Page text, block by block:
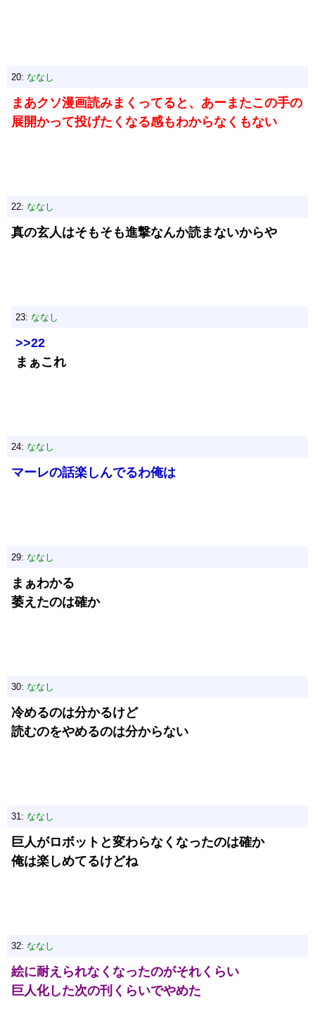
20: ななし
まあクソ漫画読みまくってると、あーまたこの手の
展開かって投げたくなる感もわからなくもない
22: ななし
真の玄人はそもそも進撃なんか読まないからや
23: ななし
>>22
まぁこれ
24: ななし
マーレの話楽しんでるわ俺は
29: ななし
まぁわかる
萎えたのは確か
30: ななし
冷めるのは分かるけど
読むのをやめるのは分からない
31: ななし
巨人がロボットと変わらなくなったのは確か
俺は楽しめてるけどね
32: ななし
絵に耐えられなくなったのがそれくらい
巨人化した次の刊くらいでやめた